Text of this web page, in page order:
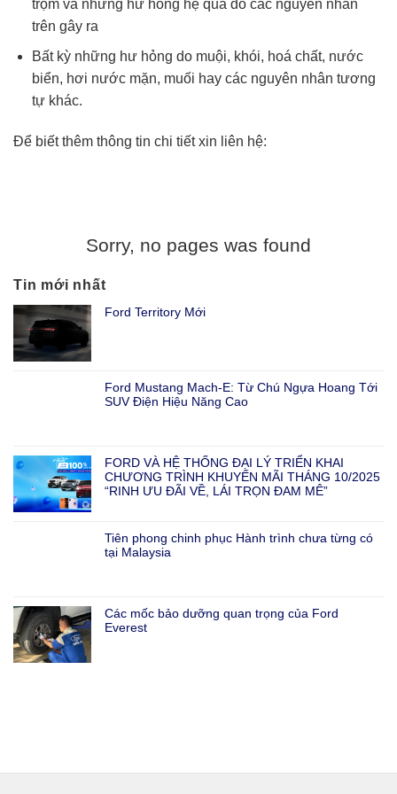
trộm và những hư hỏng hệ quả do các nguyên nhân
trên gây ra
Bất kỳ những hư hỏng do muội, khói, hoá chất, nước
biển, hơi nước mặn, muối hay các nguyên nhân tương
tự khác.
Để biết thêm thông tin chi tiết xin liên hệ:
Sorry, no pages was found
Tin mới nhất
Ford Territory Mới
Ford Mustang Mach-E: Từ Chú Ngựa Hoang Tới
SUV Điện Hiệu Năng Cao
FORD VÀ HỆ THỐNG ĐẠI LÝ TRIỂN KHAI
CHƯƠNG TRÌNH KHUYẾN MÃI THÁNG 10/2025
“RINH ƯU ĐÃI VỀ, LÁI TRỌN ĐAM MÊ”
Tiên phong chinh phục Hành trình chưa từng có
tại Malaysia
Các mốc bảo dưỡng quan trọng của Ford
Everest